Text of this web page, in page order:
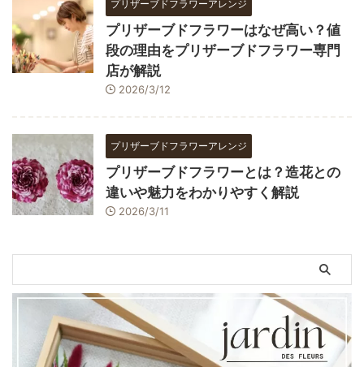
プリザーブドフラワーアレンジ
プリザーブドフラワーはなぜ高い？値
段の理由をプリザーブドフラワー専門
店が解説
2026/3/12
プリザーブドフラワーアレンジ
プリザーブドフラワーとは？造花との
違いや魅力をわかりやすく解説
2026/3/11